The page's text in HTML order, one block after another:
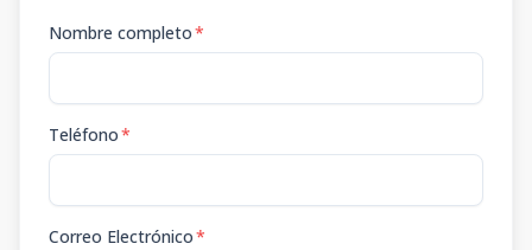
Nombre completo*
Teléfono*
Correo Electrónico*